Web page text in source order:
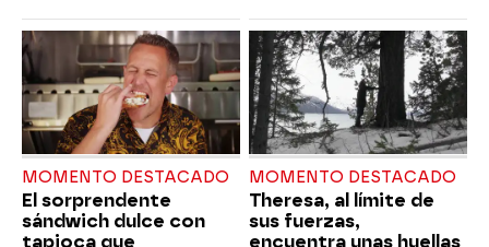
MOMENTO DESTACADO
El sorprendente
sándwich dulce con
tapioca que
MOMENTO DESTACADO
Theresa, al límite de
sus fuerzas,
encuentra unas huellas